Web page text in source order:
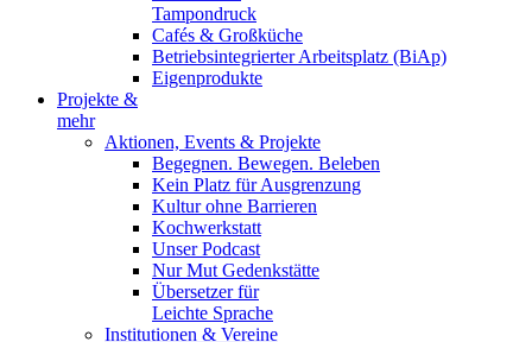
Tampondruck
Cafés & Großküche
Betriebsintegrierter Arbeitsplatz (BiAp)
Eigenprodukte
Projekte &
mehr
Aktionen, Events & Projekte
Begegnen. Bewegen. Beleben
Kein Platz für Ausgrenzung
Kultur ohne Barrieren
Kochwerkstatt
Unser Podcast
Nur Mut Gedenkstätte
Übersetzer für
Leichte Sprache
Institutionen & Vereine